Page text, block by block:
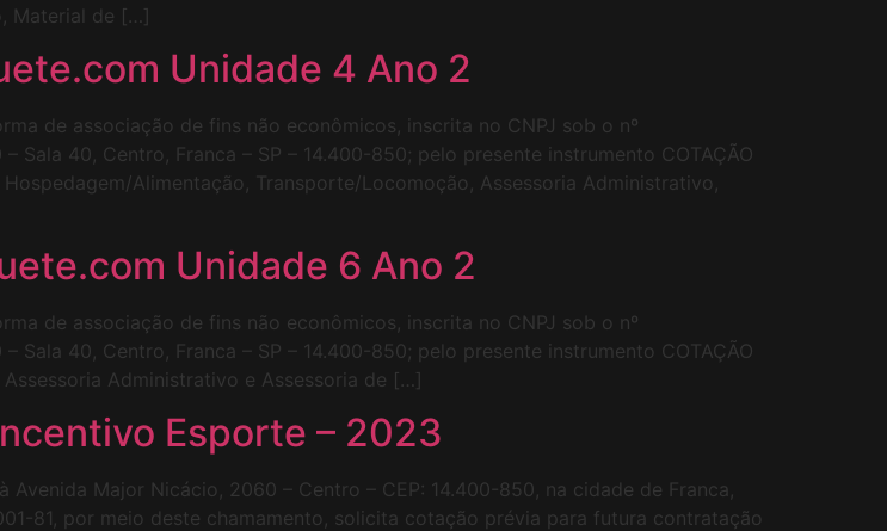
Material de […]
Unidade 4 Ano 2
de associação de fins não econômicos, inscrita no CNPJ sob o nº
Sala 40, Centro, Franca – SP – 14.400-850; pelo presente instrumento COTAÇÃO
Alimentação, Transporte/Locomoção, Assessoria Administrativo,
Unidade 6 Ano 2
de associação de fins não econômicos, inscrita no CNPJ sob o nº
Sala 40, Centro, Franca – SP – 14.400-850; pelo presente instrumento COTAÇÃO
Administrativo e Assessoria de […]
Esporte – 2023
Major Nicácio, 2060 – Centro – CEP: 14.400-850, na cidade de Franca,
81, por meio deste chamamento, solicita cotação prévia para futura contratação